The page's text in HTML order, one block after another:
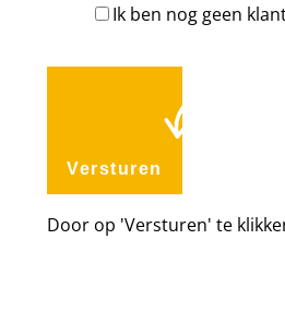
Ik ben nog geen
Versturen
Door op 'Versturen' te